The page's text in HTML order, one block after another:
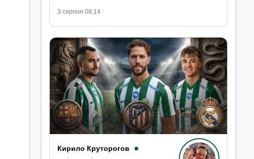
3 серпня 08:14
Кирило Круторогов